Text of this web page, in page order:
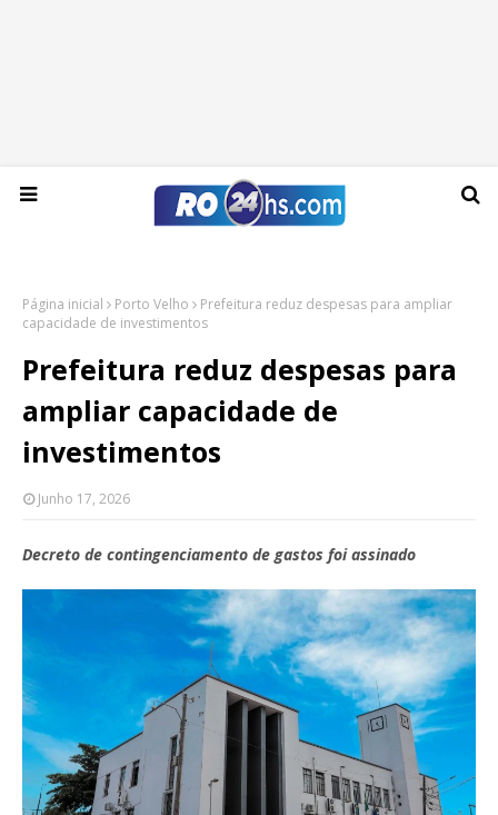
Quinta-feira, 06 de agosto de 2026
Página inicial Porto Velho
Prefeitura reduz despesas para ampliar
capacidade de investimentos
Prefeitura reduz despesas para
ampliar capacidade de
investimentos
Junho 17, 2026
Decreto de contingenciamento de gastos foi assinado